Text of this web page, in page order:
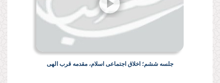
جلسه ششم؛ اخلاق اجتماعی اسلام، مقدمه قرب الهی